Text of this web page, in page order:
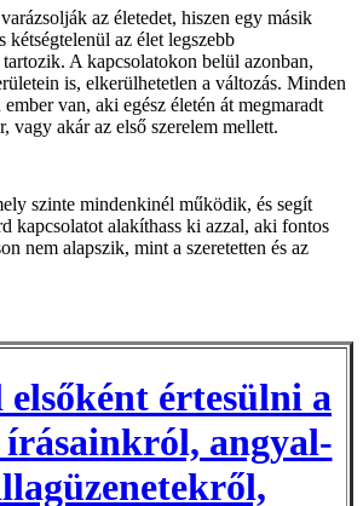
az életedet, hiszen egy másik
kétségtelenül az élet legszebb
tartozik. A kapcsolatokon belül azonban,
is, elkerülhetetlen a változás. Minden
van, aki egész életén át megmaradt
vagy akár az első szerelem mellett.
szinte mindenkinél működik, és segít
kapcsolatot alakíthass ki azzal, aki fontos
nem alapszik, mint a szeretetten és az
elsőként értesülni a
angyal-